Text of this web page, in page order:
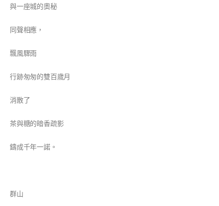
與一座城的奧秘
同聲相應，
飄風驟雨
行跡匆匆的雙百歲月
消散了
茶與糖的暗香疏影
鑄成千年一諾。
群山